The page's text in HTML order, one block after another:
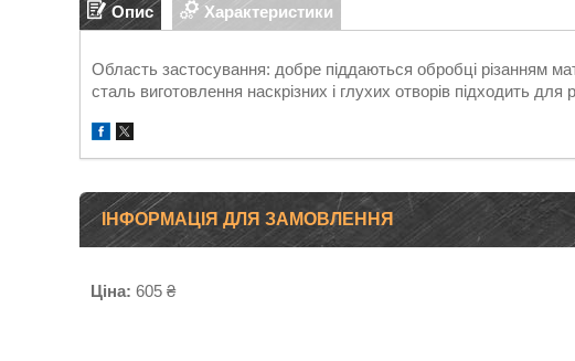
Опис Характеристики
Область застосування: добре піддаються обробці різанням
сталь виготовлення наскрізних і глухих отворів підходить для
ІНФОРМАЦІЯ ДЛЯ ЗАМОВЛЕННЯ
Ціна: 605 ₴